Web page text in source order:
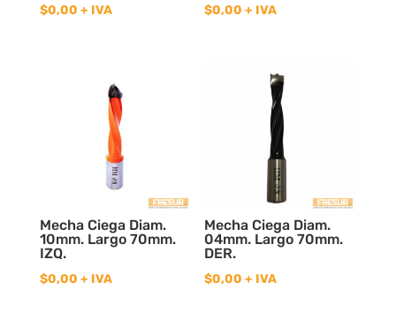
$0,00 + IVA $0,00 + IVA
Mecha Ciega Diam.
10mm. Largo 70mm.
IZQ.
$0,00 + IVA
Mecha Ciega Diam.
04mm. Largo 70mm.
DER.
$0,00 + IVA